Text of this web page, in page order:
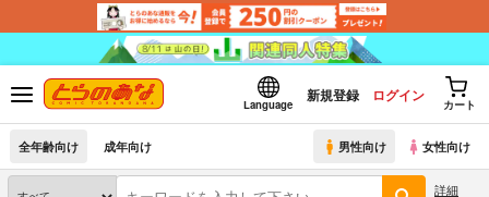
Language
新規登録 ログイン
カート
全年齢向け 成年向け 男性向け 女性向け
詳細